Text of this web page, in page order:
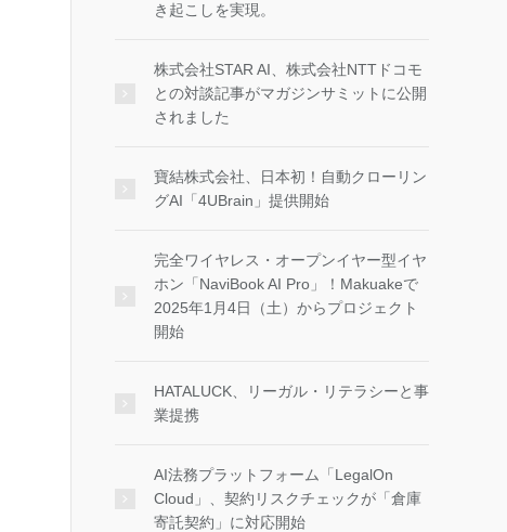
き起こしを実現。
株式会社STAR AI、株式会社NTTドコモ
との対談記事がマガジンサミットに公開
されました
寶結株式会社、日本初！自動クローリン
グAI「4UBrain」提供開始
完全ワイヤレス・オープンイヤー型イヤ
ホン「NaviBook AI Pro」！Makuakeで
2025年1月4日（土）からプロジェクト
開始
HATALUCK、リーガル・リテラシーと事
業提携
AI法務プラットフォーム「LegalOn
Cloud」、契約リスクチェックが「倉庫
寄託契約」に対応開始